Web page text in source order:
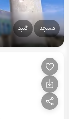
مسجد گنبد